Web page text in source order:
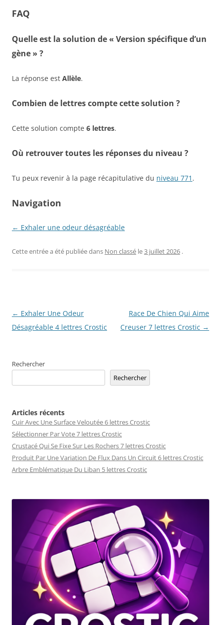
FAQ
Quelle est la solution de « Version spécifique d’un
gène » ?
La réponse est Allèle.
Combien de lettres compte cette solution ?
Cette solution compte 6 lettres.
Où retrouver toutes les réponses du niveau ?
Tu peux revenir à la page récapitulative du niveau 771 .
Navigation
← Exhaler une odeur désagréable
Cette entrée a été publiée dans Non classé le3 juillet 2026 .
Navigation
des
← Exhaler Une Odeur
Désagréable 4 lettres Crostic
Race De Chien Qui Aime
Creuser 7 lettres Crostic →
Rechercher
Rechercher
Articles récents
Cuir Avec Une Surface Veloutée 6 lettres Crostic
Sélectionner Par Vote 7 lettres Crostic
Crustacé Qui Se Fixe Sur Les Rochers 7 lettres Crostic
Produit Par Une Variation De Flux Dans Un Circuit 6 lettres Crostic
Arbre Emblématique Du Liban 5 lettres Crostic